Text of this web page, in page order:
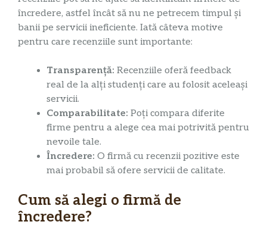
încredere, astfel încât să nu ne petrecem timpul și
banii pe servicii ineficiente. Iată câteva motive
pentru care recenziile sunt importante:
Transparență: Recenziile oferă feedback
real de la alți studenți care au folosit aceleași
servicii.
Comparabilitate: Poți compara diferite
firme pentru a alege cea mai potrivită pentru
nevoile tale.
Încredere: O firmă cu recenzii pozitive este
mai probabil să ofere servicii de calitate.
Cum să alegi o firmă de
încredere?